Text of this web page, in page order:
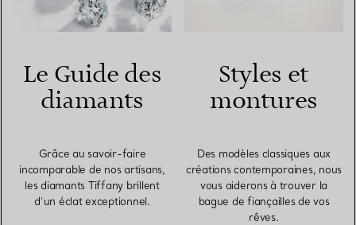
Le Guide des
diamants
Grâce au savoir-faire
incomparable de nos artisans,
les diamants Tiffany brillent
d’un éclat exceptionnel.
Styles et
montures
Des modèles classiques aux
créations contemporaines, nous
vous aiderons à trouver la
bague de fiançailles de vos
rêves.